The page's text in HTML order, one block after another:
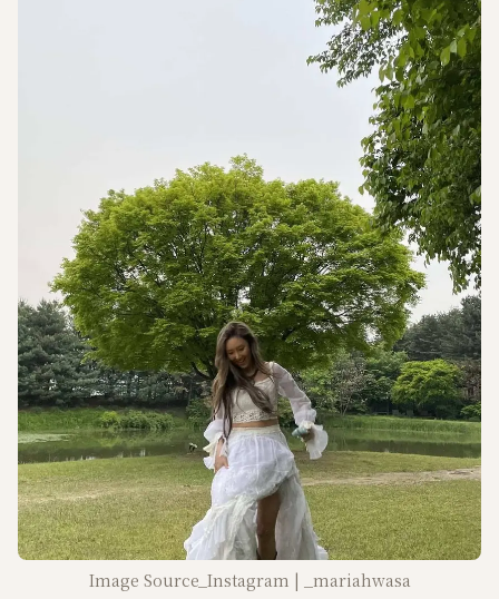
Image Source_Instagram | _mariahwasa